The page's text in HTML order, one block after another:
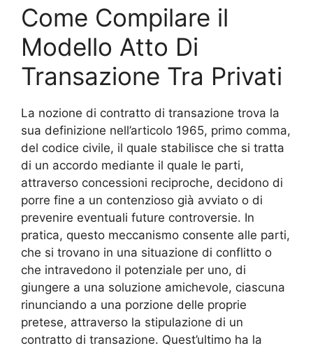
Come Compilare il
Modello Atto Di
Transazione Tra Privati
La nozione di contratto di transazione trova la
sua definizione nell’articolo 1965, primo comma,
del codice civile, il quale stabilisce che si tratta
di un accordo mediante il quale le parti,
attraverso concessioni reciproche, decidono di
porre fine a un contenzioso già avviato o di
prevenire eventuali future controversie. In
pratica, questo meccanismo consente alle parti,
che si trovano in una situazione di conflitto o
che intravedono il potenziale per uno, di
giungere a una soluzione amichevole, ciascuna
rinunciando a una porzione delle proprie
pretese, attraverso la stipulazione di un
contratto di transazione. Quest’ultimo ha la